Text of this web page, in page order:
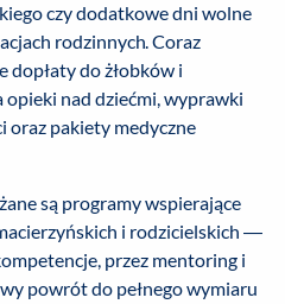
czy dodatkowe dni wolne
rodzinnych. Coraz
dopłaty do żłobków i
nad dziećmi, wyprawki
oraz pakiety medyczne
są programy wspierające
i rodzicielskich —
przez mentoring i
powrót do pełnego wymiaru